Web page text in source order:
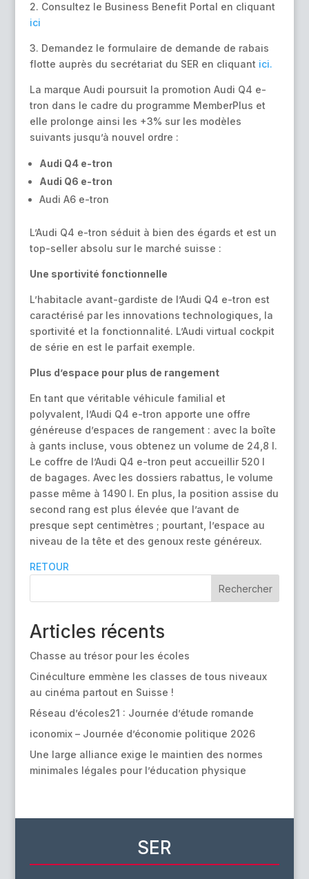
2. Consultez le Business Benefit Portal en cliquant
ici
3. Demandez le formulaire de demande de rabais
flotte auprès du secrétariat du SER en cliquant ici.
La marque Audi poursuit la promotion Audi Q4 e-
tron dans le cadre du programme MemberPlus et
elle prolonge ainsi les +3% sur les modèles
suivants jusqu’à nouvel ordre :
Audi Q4 e-tron
Audi Q6 e-tron
Audi A6 e-tron
L’Audi Q4 e-tron séduit à bien des égards et est un
top-seller absolu sur le marché suisse :
Une sportivité fonctionnelle
L’habitacle avant-gardiste de l’Audi Q4 e-tron est
caractérisé par les innovations technologiques, la
sportivité et la fonctionnalité. L’Audi virtual cockpit
de série en est le parfait exemple.
Plus d’espace pour plus de rangement
En tant que véritable véhicule familial et
polyvalent, l’Audi Q4 e-tron apporte une offre
généreuse d’espaces de rangement : avec la boîte
à gants incluse, vous obtenez un volume de 24,8 l.
Le coffre de l’Audi Q4 e-tron peut accueillir 520 l
de bagages. Avec les dossiers rabattus, le volume
passe même à 1490 l. En plus, la position assise du
second rang est plus élevée que l’avant de
presque sept centimètres ; pourtant, l’espace au
niveau de la tête et des genoux reste généreux.
RETOUR
Rechercher
Articles récents
Chasse au trésor pour les écoles
Cinéculture emmène les classes de tous niveaux
au cinéma partout en Suisse !
Réseau d’écoles21 : Journée d’étude romande
iconomix – Journée d’économie politique 2026
Une large alliance exige le maintien des normes
minimales légales pour l’éducation physique
SER